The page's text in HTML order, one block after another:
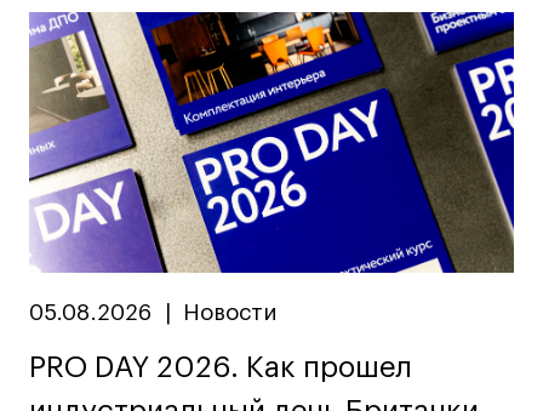
дверей
дверей
События
События
Истории успеха
Истории успеха
Работы студентов
Работы студентов
info@britishdesign.ru
info@britishdesign.ru
Адрес на карте
Адрес на карте
Universal University
Universal University
EN
EN
05.08.2026 Новости
PRO DAY 2026. Как прошел